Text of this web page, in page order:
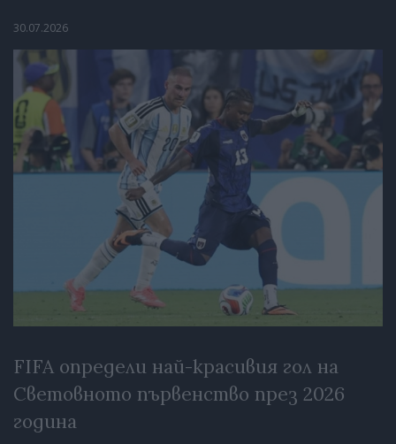
30.07.2026
FIFA определи най-красивия гол на
Световното първенство през 2026
година